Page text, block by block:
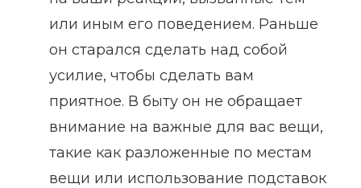
или иным его поведением. Раньше
он старался сделать над собой
усилие, чтобы сделать вам
приятное. В быту он не обращает
внимание на важные для вас вещи,
такие как разложенные по местам
вещи или использование подставок